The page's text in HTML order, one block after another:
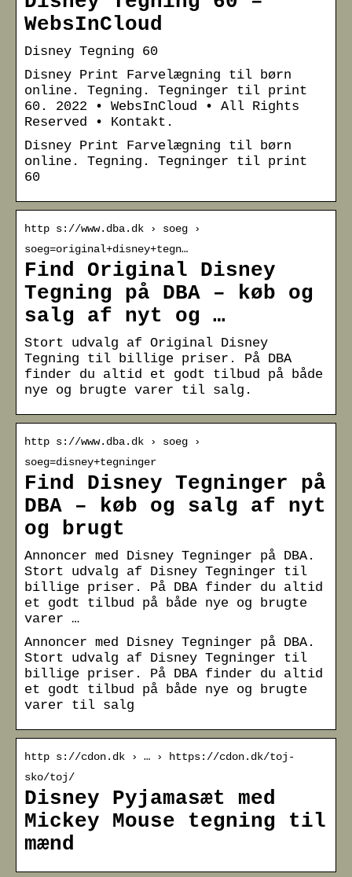
WebsInCloud
Disney Tegning 60
Disney Print Farvelægning til børn
online. Tegning. Tegninger til print
60. 2022 • WebsInCloud • All Rights
Reserved • Kontakt.
Disney Print Farvelægning til børn
online. Tegning. Tegninger til print
60
http s://www.dba.dk › soeg ›
soeg=original+disney+tegn…
Find Original Disney
Tegning på DBA – køb og
salg af nyt og …
Stort udvalg af Original Disney
Tegning til billige priser. På DBA
finder du altid et godt tilbud på både
nye og brugte varer til salg.
http s://www.dba.dk › soeg ›
soeg=disney+tegninger
Find Disney Tegninger på
DBA – køb og salg af nyt
og brugt
Annoncer med Disney Tegninger på DBA.
Stort udvalg af Disney Tegninger til
billige priser. På DBA finder du altid
et godt tilbud på både nye og brugte
varer …
Annoncer med Disney Tegninger på DBA.
Stort udvalg af Disney Tegninger til
billige priser. På DBA finder du altid
et godt tilbud på både nye og brugte
varer til salg
http s://cdon.dk › … › https://cdon.dk/toj-
sko/toj/
Disney Pyjamasæt med
Mickey Mouse tegning til
mænd